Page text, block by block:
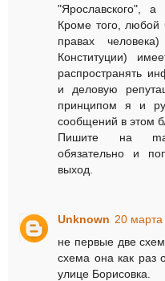
"Ярославского", а
Кроме того, любой
правах
Конституции)
распространять
и деловую
принципом я и
сообщений в этом
Пишите на
обязательно и
выход.
Unknown 20 марта
не первые две
схема она как раз
улице Борисовка.